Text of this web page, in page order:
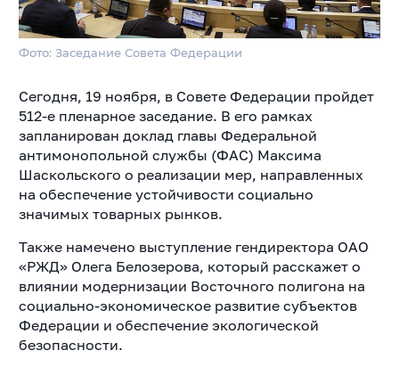
Фото: Заседание Совета Федерации
Сегодня, 19 ноября, в Совете Федерации пройдет
512-е пленарное заседание. В его рамках
запланирован доклад главы Федеральной
антимонопольной службы (ФАС) Максима
Шаскольского о реализации мер, направленных
на обеспечение устойчивости социально
значимых товарных рынков.
Также намечено выступление гендиректора ОАО
«РЖД» Олега Белозерова, который расскажет о
влиянии модернизации Восточного полигона на
социально-экономическое развитие субъектов
Федерации и обеспечение экологической
безопасности.